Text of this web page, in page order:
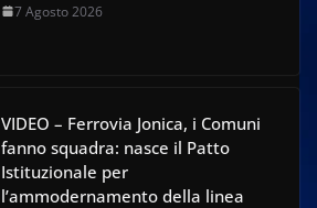
7 Agosto 2026
VIDEO – Ferrovia Jonica, i Comuni
fanno squadra: nasce il Patto
Istituzionale per
l’ammodernamento della linea